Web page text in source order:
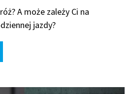
A może zależy Ci na
jazdy?